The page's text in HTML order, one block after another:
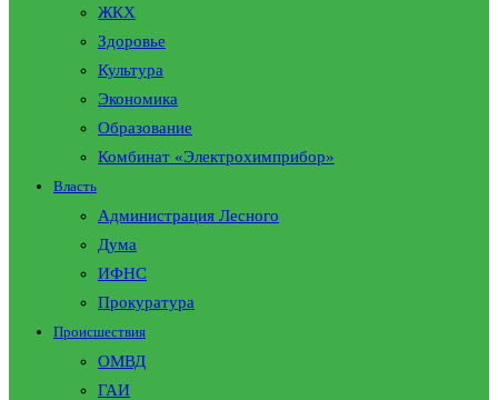
ЖКХ
Здоровье
Культура
Экономика
Образование
Комбинат «Электрохимприбор»
Власть
Администрация Лесного
Дума
ИФНС
Прокуратура
Происшествия
ОМВД
ГАИ